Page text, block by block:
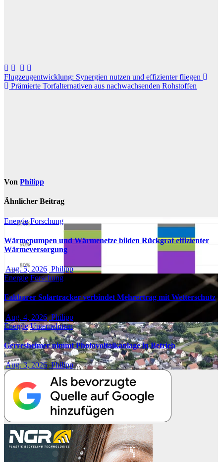
Beitragsnavigation
Flugzeugentwicklung: Synergien nutzen und effizienter fliegen
Prämierte Torfalternativen aus nachwachsenden Rohstoffen
Von Philipp
Ähnlicher Beitrag
Energie Forschung
Wärmepumpen und Wärmenetze bilden Rückgrat effizienter
Wärmeversorgung
Aug. 5, 2026 Philipp
Energie Forschung
Faltbarer Solartracker verbindet Mehrertrag mit Wetterschutz
Aug. 4, 2026 Philipp
Energie Unternehmen
Gerresheimer nimmt Photovoltaikanlage in Betrieb
Aug. 3, 2026 Philipp